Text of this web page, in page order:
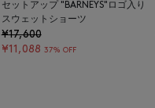
セットアップ "BARNEYS"ロゴ入り
スウェットショーツ
¥17,600
¥11,088 37% OFF